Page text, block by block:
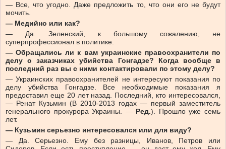
— Все, что угодно. Даже предложить то, что они его не будут
мочить.
— Медийно или как?
— Да. Зеленский, к большому сожалению, не
суперпрофессионал в политике.
— Обращались ли к вам украинские правоохранители по
делу о заказчиках убийства Гонгадзе? Когда вообще в
последний раз вы с ними контактировали по этому делу?
— Украинских правоохранителей не интересуют показания по
делу убийства Гонгадзе. Все необходимые показания я
предоставил еще 20 лет назад. Последний, кто интересовался,
— Ренат Кузьмин (В 2010-2013 годах — первый заместитель
генерального прокурора Украины. — Ред.). Прошло уже семь
лет.
— Кузьмин серьезно интересовался или для виду?
— Да. Серьезно. Ему без разницы, Иванов, Петров или